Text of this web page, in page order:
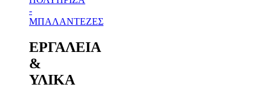
-
ΜΠΑΛΑΝΤΕΖΕΣ
ΕΡΓΑΛΕΙΑ
&
ΥΛΙΚΑ